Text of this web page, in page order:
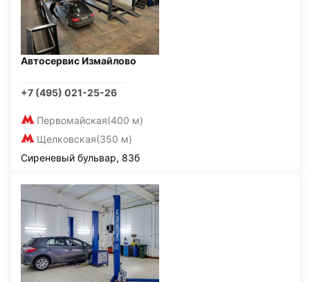
Автосервис Измайлово
+7 (495) 021-25-26
Первомайская(400 м)
Щелковская(350 м)
Сиреневый бульвар, 83б